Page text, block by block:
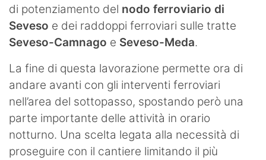
di potenziamento del nodo ferroviario di
Seveso e dei raddoppi ferroviari sulle tratte
Seveso-Camnago e Seveso-Meda.
La fine di questa lavorazione permette ora di
andare avanti con gli interventi ferroviari
nell’area del sottopasso, spostando però una
parte importante delle attività in orario
notturno. Una scelta legata alla necessità di
proseguire con il cantiere limitando il più